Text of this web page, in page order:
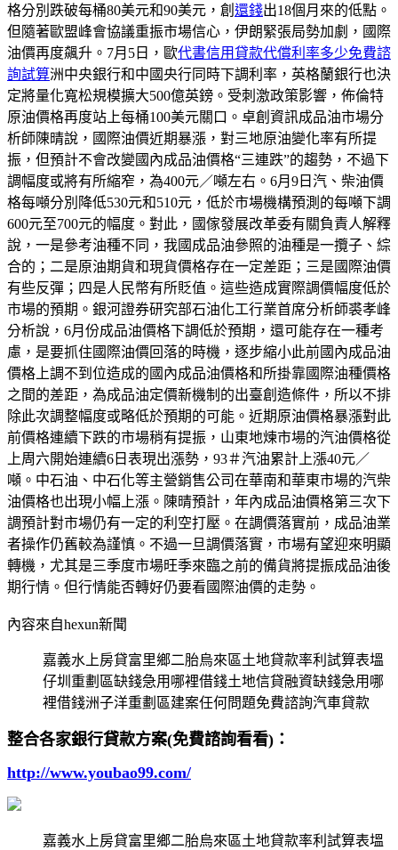
格分別跌破每桶80美元和90美元，創 還錢出18個月來的低點。
但隨著歐盟峰會協議重振市場信心，伊朗緊張局勢加劇，國際
油價再度飆升。7月5日，歐代書信用貸款代償利率多少免費諮
詢試算洲中央銀行和中國央行同時下調利率，英格蘭銀行也決
定將量化寬松規模擴大500億英鎊。受刺激政策影響，佈倫特
原油價格再度站上每桶100美元關口。卓創資訊成品油市場分
析師陳晴說，國際油價近期暴漲，對三地原油變化率有所提
振，但預計不會改變國內成品油價格“三連跌”的趨勢，不過下
調幅度或將有所縮窄，為400元／噸左右。6月9日汽、柴油價
格每噸分別降低530元和510元，低於市場機構預測的每噸下調
600元至700元的幅度。對此，國傢發展改革委有關負責人解釋
說，一是參考油種不同，我國成品油參照的油種是一攬子、綜
合的；二是原油期貨和現貨價格存在一定差距；三是國際油價
有些反彈；四是人民幣有所貶值。這些造成實際調價幅度低於
市場的預期。銀河證券研究部石油化工行業首席分析師裘孝峰
分析說，6月份成品油價格下調低於預期，還可能存在一種考
慮，是要抓住國際油價回落的時機，逐步縮小此前國內成品油
價格上調不到位造成的國內成品油價格和所掛靠國際油種價格
之間的差距，為成品油定價新機制的出臺創造條件，所以不排
除此次調整幅度或略低於預期的可能。近期原油價格暴漲對此
前價格連續下跌的市場稍有提振，山東地煉市場的汽油價格從
上周六開始連續6日表現出漲勢，93＃汽油累計上漲40元／
噸。中石油、中石化等主營銷售公司在華南和華東市場的汽柴
油價格也出現小幅上漲。陳晴預計，年內成品油價格第三次下
調預計對市場仍有一定的利空打壓。在調價落實前，成品油業
者操作仍舊較為謹慎。不過一旦調價落實，市場有望迎來明顯
轉機，尤其是三季度市場旺季來臨之前的備貨將提振成品油後
期行情。但行情能否轉好仍要看國際油價的走勢。
內容來自hexun新聞
嘉義水上房貸富里鄉二胎烏來區土地貸款率利試算表塭
仔圳重劃區缺錢急用哪裡借錢土地信貸融資缺錢急用哪
裡借錢洲子洋重劃區建案任何問題免費諮詢汽車貸款
整合各家銀行貸款方案(免費諮詢看看)：
http://www.youbao99.com/
嘉義水上房貸富里鄉二胎烏來區土地貸款率利試算表塭